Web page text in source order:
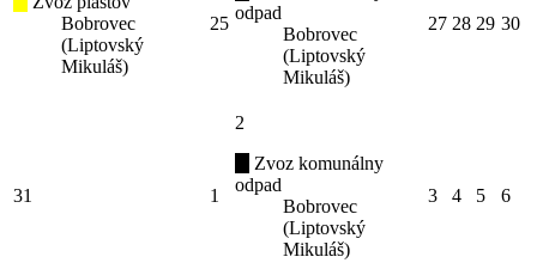
Bobrovec
(Liptovský
Mikuláš)
25
odpad
Bobrovec
(Liptovský
Mikuláš)
27 28 29 30
31 1
2
Zvoz komunálny
odpad
Bobrovec
(Liptovský
Mikuláš)
3 4 5 6